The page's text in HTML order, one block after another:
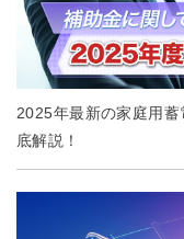
2025年最新の家庭用
底解説！